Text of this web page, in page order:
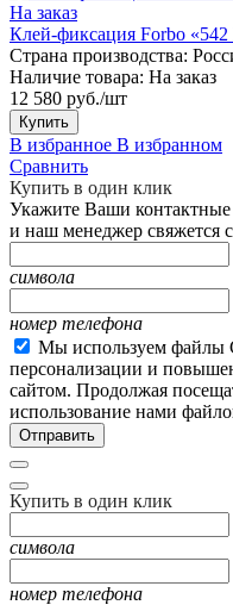
На заказ
Клей-фиксация Forbo «542
Страна производства:
Наличие товара: На заказ
12 580 руб./шт
Купить
В избранное В избранном
Сравнить
Купить в один клик
Укажите Ваши
и наш менеджер свяжется
символа
номер телефона
Мы используем файлы
персонализации и
сайтом. Продолжая
использование нами
Купить в один клик
символа
номер телефона